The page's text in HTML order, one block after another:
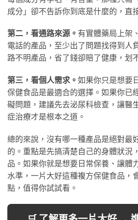
成分」卻不告訴你到底是什麼的，直
第二，看通路來源。 有實體藥局上架
電話的產品，至少出了問題找得到人
路不明產品，省了錢卻賠了健康，划
第三，看個人需求。 如果你只是想要
保健食品是最適合的選擇。如果你已
礙問題，建議先去泌尿科檢查，讓醫
症治療才是根本之道。
總的來說，沒有哪一種產品是絕對最
的。重點是先搞清楚自己的身體狀況
品。如果你就是想要日常保養、讓體
水準，一片大好這種複方保健食品，
點，值得你試試看。